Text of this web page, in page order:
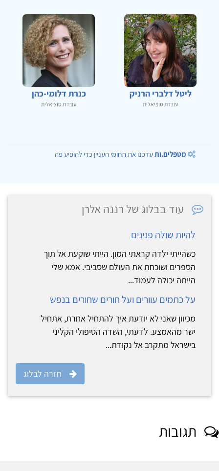
ליטל דלברי הרניק
עובדת סוציאלית
כנרת דלומי-כהן
עובדת סוציאלית
מטפלים.ותעדכנו את תחומי העניין כדי להופיע פה
עוד בבלוג של רננה אלרן
להיות שולה פנינים
כשהייתי ילדה קראתי המון. הייתי שוקעת אל תוך
הספרים ושוכחת את העולם שסביבי. אמא שלי
הייתה יכולה לעמוד...
על כתמים עוורים ועל חורים שחורים בנפש
מכיוון שאני לא יודעת איך להתחיל אחרת, אתחיל
ישר מהאמצע. לדעתי, השדה הטיפולי הקליני
בישראל מתקרב אל נקודת...
חזרה לבלוג
תגובות